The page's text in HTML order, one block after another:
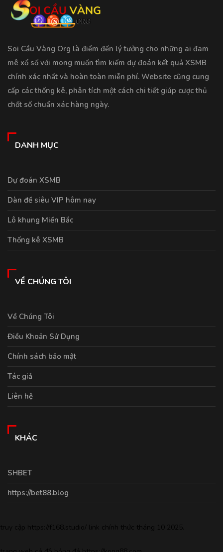
Soi Cầu Vàng Org là điểm đến lý tưởng cho những ai đam
mê xổ số với mong muốn tìm kiếm dự đoán kết quả XSMB
chính xác nhất và hoàn toàn miễn phí. Website cũng cung
cấp các thống kê, phân tích một cách chi tiết giúp cược thủ
chốt số chuẩn xác hàng ngày.
DANH MỤC
Dự đoán XSMB
Dàn đề siêu VIP hôm nay
Lô khung Miền Bắc
Thống kê XSMB
VỀ CHÚNG TÔI
Về Chúng Tôi
Điều Khoản Sử Dụng
Chính sách bảo mật
Tác giả
Liên hệ
KHÁC
SHBET
https://bet88.blog
truy cập https://f168.studio/ link chính thức tháng 10 2025.